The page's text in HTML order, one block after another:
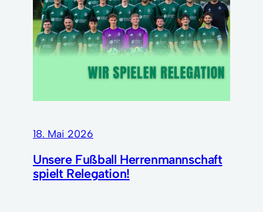
18. Mai 2026
Unsere Fußball Herrenmannschaft
spielt Relegation!